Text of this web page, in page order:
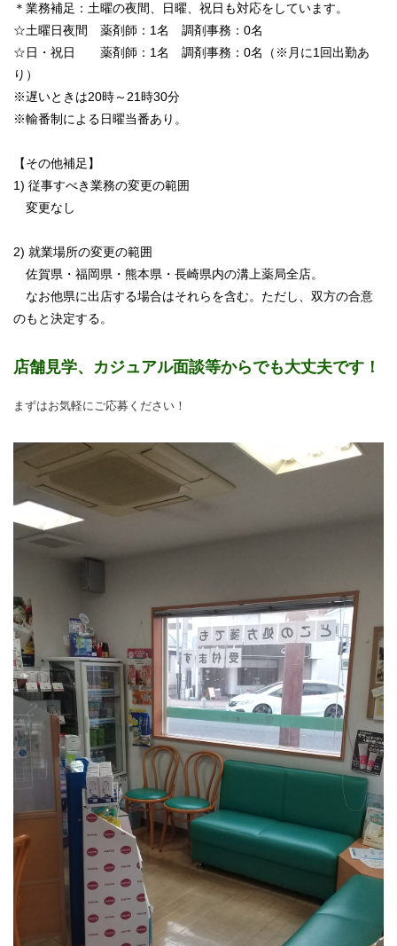
＊業務補足：土曜の夜間、日曜、祝日も対応をしています。
☆土曜日夜間 薬剤師：1名 調剤事務：0名
☆日・祝日 薬剤師：1名 調剤事務：0名（※月に1回出勤あ
り）
※遅いときは20時～21時30分
※輸番制による日曜当番あり。
【その他補足】
1) 従事すべき業務の変更の範囲
変更なし
2) 就業場所の変更の範囲
佐賀県・福岡県・熊本県・長崎県内の溝上薬局全店。
なお他県に出店する場合はそれらを含む。ただし、双方の合意
のもと決定する。
店舗見学、カジュアル面談等からでも大丈夫です！
まずはお気軽にご応募ください！